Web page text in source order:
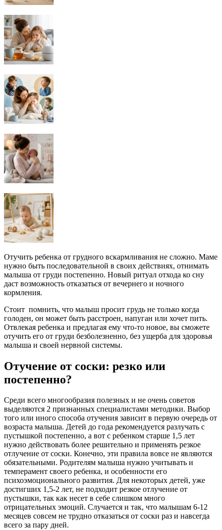
Отучить ребенка от грудного вскармливания не сложно. Маме
нужно быть последовательной в своих действиях, отнимать
малыша от груди постепенно. Новый ритуал отхода ко сну
даст возможность отказаться от вечернего и ночного
кормления.
Стоит помнить, что малыш просит грудь не только когда
голоден, он может быть расстроен, напуган или хочет пить.
Отвлекая ребенка и предлагая ему что-то новое, вы сможете
отучить его от груди безболезненно, без ущерба для здоровья
малыша и своей нервной системы.
Отучение от соски: резко или
постепенно?
Среди всего многообразия полезных и не очень советов
выделяются 2 признанных специалистами методики. Выбор
того или иного способа отучения зависит в первую очередь от
возраста малыша. Детей до года рекомендуется разлучать с
пустышкой постепенно, а вот с ребенком старше 1,5 лет
нужно действовать более решительно и применять резкое
отлучение от соски. Конечно, эти правила вовсе не являются
обязательными. Родителям малыша нужно учитывать и
темперамент своего ребенка, и особенности его
психоэмоционального развития. Для некоторых детей, уже
достигших 1,5-2 лет, не подходит резкое отлучение от
пустышки, так как несет в себе слишком много
отрицательных эмоций. Случается и так, что малышам 6-12
месяцев совсем не трудно отказаться от соски раз и навсегда
всего за пару дней.